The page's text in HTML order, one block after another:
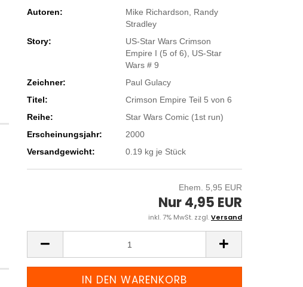
Autoren:
Mike Richardson, Randy
Stradley
Story:
US-Star Wars Crimson
Empire I (5 of 6), US-Star
Wars # 9
Zeichner:
Paul Gulacy
Titel:
Crimson Empire Teil 5 von 6
Reihe:
Star Wars Comic (1st run)
Erscheinungsjahr:
2000
Versandgewicht:
0.19 kg je Stück
Ehem. 5,95 EUR
Nur 4,95 EUR
inkl. 7% MwSt. zzgl.Versand